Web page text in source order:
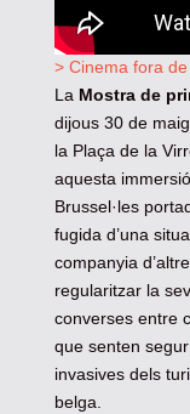
> Cinema fora
La Mostra de
dijous 30 de
la Plaça de la
aquesta
Brussel·les
fugida d’una
companyia
regularitzar la
converses entre
que senten
invasives dels
belga.